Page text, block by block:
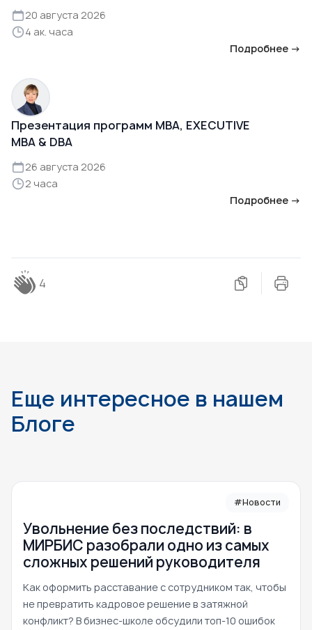
20 августа 2026
4 ак. часа
Подробнее →
Презентация программ MBA, EXECUTIVE
MBA & DBA
26 августа 2026
2 часа
Подробнее →
4
Еще интересное в нашем
Блоге
#Новости
Увольнение без последствий: в
МИРБИС разобрали одно из самых
сложных решений руководителя
Как оформить расставание с сотрудником так, чтобы
не превратить кадровое решение в затяжной
конфликт? В бизнес-школе обсудили топ-10 ошибок